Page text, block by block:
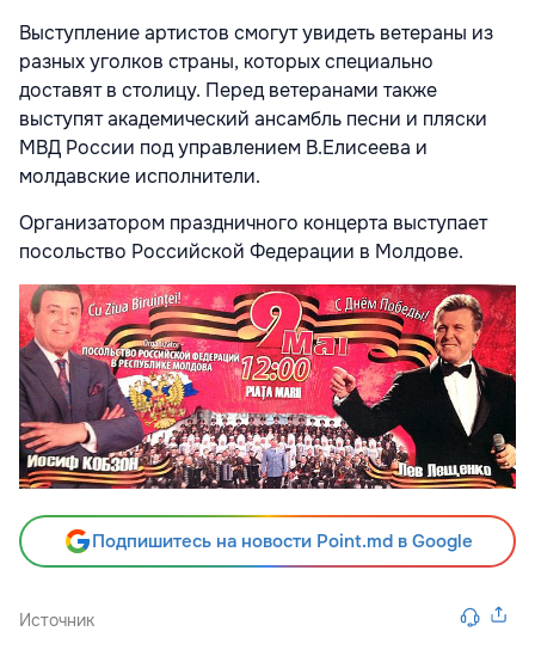
Выступление артистов смогут увидеть ветераны из
разных уголков страны, которых специально
доставят в столицу. Перед ветеранами также
выступят академический ансамбль песни и пляски
МВД России под управлением В.Елисеева и
молдавские исполнители.
Организатором праздничного концерта выступает
посольство Российской Федерации в Молдове.
Подпишитесь на новости Point.md в Google
Источник